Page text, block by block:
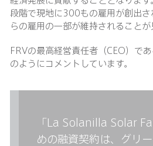
段階で現地に300もの雇用が創出
らの雇用の一部が維持されることが
FRVの最高経営責任者（CEO）であ
のようにコメントしています。
「La Solanilla Solar
めの融資契約は、グリ